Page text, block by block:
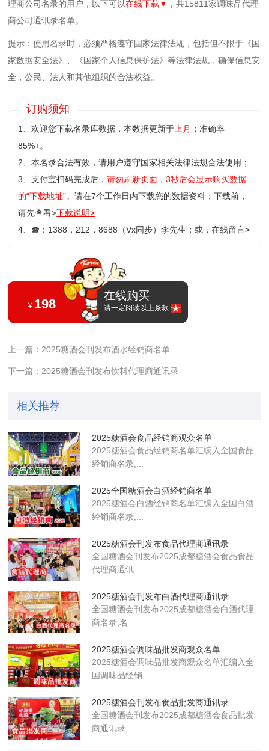
理商公司名录的用户，以下可以在线下载▼，共15811家调味品代理
商公司通讯录名单。
提示：使用名录时，必须严格遵守国家法律法规，包括但不限于《国
家数据安全法》、《国家个人信息保护法》等‌法律法规，确保信息安
全，公民、法人和其他组织的合法权益。
订购须知
1、欢迎您下载名录库数据，本数据更新于上月 ；准确率
85%+。
2、本名录合法有效，请用户遵守国家相关法律法规合法使用；
3、支付宝扫码完成后，请勿刷新页面，3秒后会显示购买数据
的“下载地址”。请在7个工作日内下载您的数据资料；下载前，
请先查看>下载说明>
4、 ☎ ：1388，212，8688（Vx同步）李先生；或，在线留言>
￥ 198
在线购买
请一定阅读以上条款
上一篇：2025糖酒会刊发布酒水经销商名单
下一篇：2025糖酒会刊发布饮料代理商通讯录
相关推荐
2025糖酒会食品经销商观众名单
2025糖酒会食品经销商名单汇编入全国食品
经销商名录,...
2025全国糖酒会白酒经销商名单
2025糖酒会白酒经销商名单汇编入全国白酒
经销商名录,...
2025糖酒会刊发布食品代理商通讯录
全国糖酒会刊​发布2025成都糖酒会食品食品
代理商通讯...
2025糖酒会刊发布白酒代理商通讯录
全国糖酒会刊​发布2025成都糖酒会白酒代理
商名录,名...
2025糖酒会调味品批发商观众名单
2025糖酒会调味品批发商观众名单汇编入全
国调味品经销...
2025糖酒会刊发布食品批发商通讯录
全国糖酒会刊​发布2025成都糖酒会食品批发
商通讯录,...